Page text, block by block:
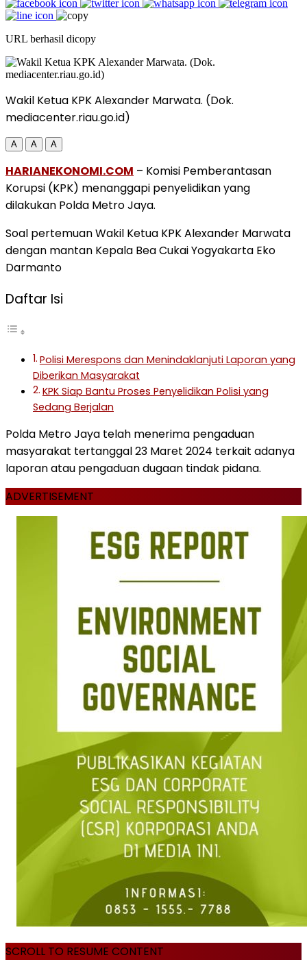
URL berhasil dicopy
Wakil Ketua KPK Alexander Marwata. (Dok.
mediacenter.riau.go.id)
A A A
HARIANEKONOMI.COM – Komisi Pemberantasan
Korupsi (KPK) menanggapi penyelidikan yang
dilakukan Polda Metro Jaya.
Soal pertemuan Wakil Ketua KPK Alexander Marwata
dengan mantan Kepala Bea Cukai Yogyakarta Eko
Darmanto
Daftar Isi
Polisi Merespons dan Menindaklanjuti Laporan yang
Diberikan Masyarakat
KPK Siap Bantu Proses Penyelidikan Polisi yang
Sedang Berjalan
Polda Metro Jaya telah menerima pengaduan
masyarakat tertanggal 23 Maret 2024 terkait adanya
laporan atau pengaduan dugaan tindak pidana.
ADVERTISEMENT
SCROLL TO RESUME CONTENT